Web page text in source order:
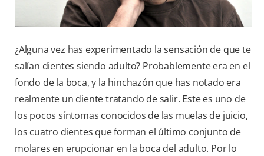
¿Alguna vez has experimentado la sensación de que te
salían dientes siendo adulto? Probablemente era en el
fondo de la boca, y la hinchazón que has notado era
realmente un diente tratando de salir. Este es uno de
los pocos síntomas conocidos de las muelas de juicio,
los cuatro dientes que forman el último conjunto de
molares en erupcionar en la boca del adulto. Por lo